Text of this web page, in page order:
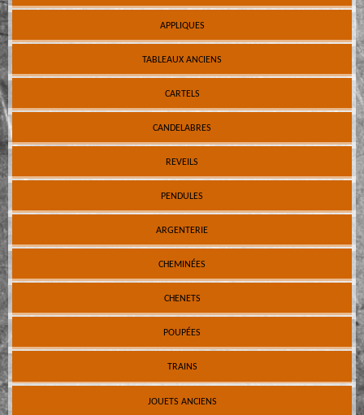
APPLIQUES
TABLEAUX ANCIENS
CARTELS
CANDELABRES
REVEILS
PENDULES
ARGENTERIE
CHEMINÉES
CHENETS
POUPÉES
TRAINS
JOUETS ANCIENS